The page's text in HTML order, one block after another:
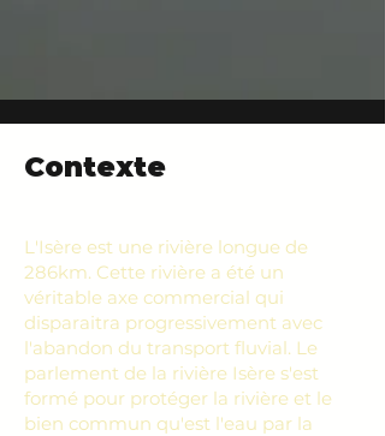
Contexte
L'Isère est une rivière longue de
286km. Cette rivière a été un
véritable axe commercial qui
disparaitra progressivement avec
l'abandon du transport fluvial. Le
parlement de la rivière Isère s'est
formé pour protéger la rivière et le
bien commun qu'est l'eau par la